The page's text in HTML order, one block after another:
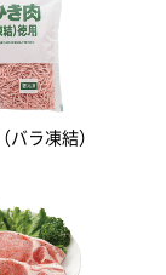
バラ凍結）